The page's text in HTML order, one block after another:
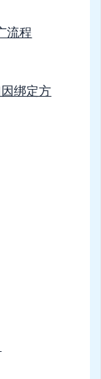
流程
绑定方